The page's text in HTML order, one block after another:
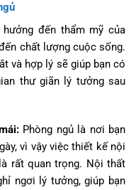
đến thẩm mỹ của
chất lượng cuộc sống.
và hợp lý sẽ giúp bạn có
thư giãn lý tưởng sau
Phòng ngủ là nơi bạn
vì vậy việc thiết kế nội
rất quan trọng. Nội thất
ngơi lý tưởng, giúp bạn